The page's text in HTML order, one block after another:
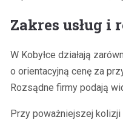
Zakres usług
W Kobyłce działają
o orientacyjną cenę za
Rozsądne firmy podają
Przy poważniejszej kolizji